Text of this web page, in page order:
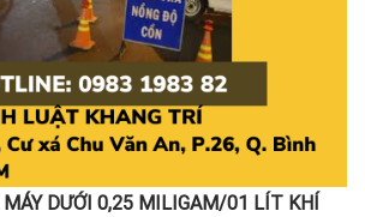
MÁY DƯỚI 0,25 MILIGAM/01 LÍT KHÍ